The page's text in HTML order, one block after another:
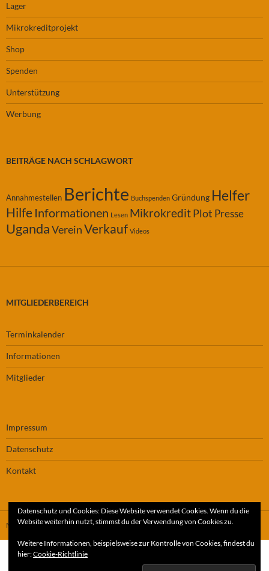
Lager
Mikrokreditprojekt
Shop
Spenden
Unterstützung
Werbung
BEITRÄGE NACH SCHLAGWORT
Annahmestellen Berichte Buchspenden Gründung Helfer
Hilfe Informationen Lesen MikrokreditPlot Presse
UgandaVereinVerkauf Videos
MITGLIEDERBEREICH
Terminkalender
Informationen
Mitglieder
Impressum
Datenschutz
Kontakt
Mit Stolz präsentiert von WordPress
Datenschutz und Cookies: Diese Website verwendet Cookies. Wenn du die
Website weiterhin nutzt, stimmst du der Verwendung von Cookies zu.
Weitere Informationen, beispielsweise zur Kontrolle von Cookies, findest du
hier:Cookie-Richtlinie